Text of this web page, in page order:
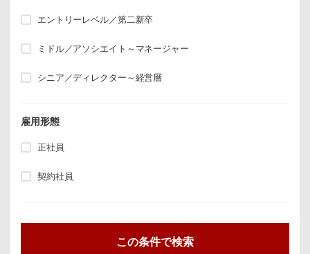
エントリーレベル／第二新卒
ミドル／アソシエイト～マネージャー
シニア／ディレクター～経営層
雇用形態
正社員
契約社員